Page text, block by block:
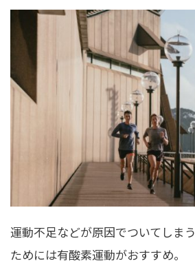
運動不足などが原因でついてしま
ためには有酸素運動がおすすめ。